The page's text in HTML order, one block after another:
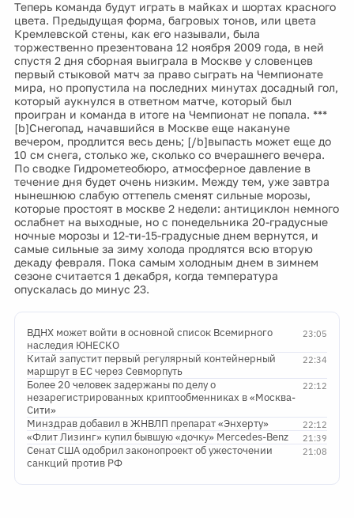
Теперь команда будут играть в майках и шортах красного
цвета. Предыдущая форма, багровых тонов, или цвета
Кремлевской стены, как его называли, была
торжественно презентована 12 ноября 2009 года, в ней
спустя 2 дня сборная выиграла в Москве у словенцев
первый стыковой матч за право сыграть на Чемпионате
мира, но пропустила на последних минутах досадный гол,
который аукнулся в ответном матче, который был
проигран и команда в итоге на Чемпионат не попала. ***
[b]Снегопад, начавшийся в Москве еще накануне
вечером, продлится весь день; [/b]выпасть может еще до
10 см снега, столько же, сколько со вчерашнего вечера.
По сводке Гидрометеобюро, атмосферное давление в
течение дня будет очень низким. Между тем, уже завтра
нынешнюю слабую оттепель сменят сильные морозы,
которые простоят в москве 2 недели: антициклон немного
ослабнет на выходные, но с понедельника 20-градусные
ночные морозы и 12-ти-15-градусные днем вернутся, и
самые сильные за зиму холода продлятся всю вторую
декаду февраля. Пока самым холодным днем в зимнем
сезоне считается 1 декабря, когда температура
опускалась до минус 23.
23:05
ВДНХ может войти в основной список Всемирного
наследия ЮНЕСКО
22:34
Китай запустит первый регулярный контейнерный
маршрут в ЕС через Севморпуть
22:12
Более 20 человек задержаны по делу о
незарегистрированных криптообменниках в «Москва-
Сити»
22:12
Минздрав добавил в ЖНВЛП препарат «Энхерту»
21:39
«Флит Лизинг» купил бывшую «дочку» Mercedes-Benz
21:08
Сенат США одобрил законопроект об ужесточении
санкций против РФ